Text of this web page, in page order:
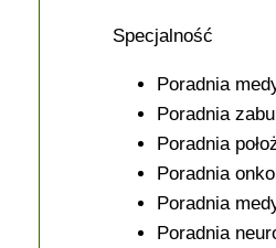
Specjalność
Poradnia
Poradnia
Poradnia
Poradnia
Poradnia
Poradnia